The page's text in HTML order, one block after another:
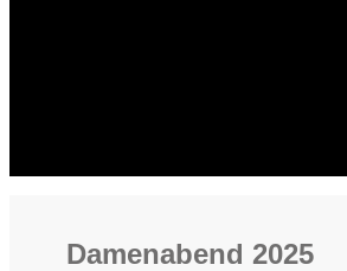
Damenabend 2025